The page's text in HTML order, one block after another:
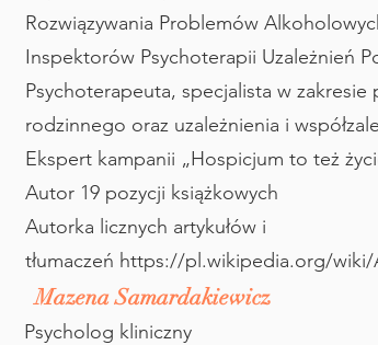
Rozwiązywania Problemów
Inspektorów Psychoterapii Uzależnień
Psychoterapeuta, specjalista w zakresie
rodzinnego oraz uzależnienia i
Ekspert kampanii „Hospicjum to też
Autor 19 pozycji książkowych
Autorka licznych artykułów i
tłumaczeń https://pl.wikipedia.org/wiki/
Mazena Samardakiewicz
Psycholog kliniczny